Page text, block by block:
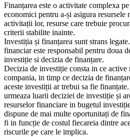
Finanțarea este o activitate complexa
economici pentru a-și asigura resursele
activitații lor, resurse care trebuie
criterii stabilite inainte.
Investiția și finanțarea sunt strans
financiar este responsabil pentru doua
investiție si decizia de finanțare.
Decizia de investiție consta in ce active
compania, in timp ce decizia de
aceste investiții ar trebui sa fie
urmeaza luarii deciziei de investiție și
resurselor financiare in bugetul
dispune de mai multe oportunitați de
fi in funcție de costul fiecareia dintre
riscurile pe care le implica.